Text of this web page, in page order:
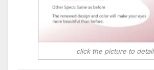
click the picture to detail